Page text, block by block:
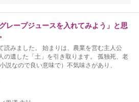
レープジュースを入れてみよう」と思
読みました。 始まりは、農業を営む主人公
の遺した「土」を引き取ります。 孤独死、老
説なので良い意味で）不気味さがあり、